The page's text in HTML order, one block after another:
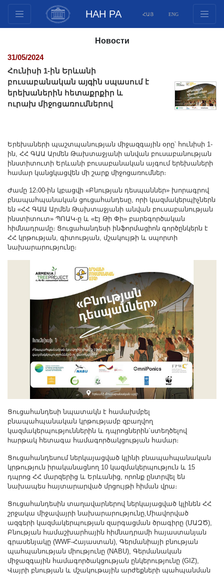
НАН РА ՀԱՅ ENG
Инновационные предложения
Публикации
Фонды
Международное сотрудничество
Молодежные программы
Видеогалерея
Веб ресурсы
Другие академии
Газета "Гитутюн"
Журнал "В мире науки"
Публикации в прессе
Научные результаты
Ученые диаспоры
Трибуна молодого ученого
Наши заслуженные деятели
Объявления
Карта сайта
Поиск
Новости
31/05/2024
Հունիսի 1-ին Երևանի
բուսաբանական այգին սպասում է
երեխաներին հետաքրքիր և
ուրախ միջոցառումներով
Երեխաների պաշտպանության միջազգային օրը՝ հունիսի 1-
ին, ՀՀ ԳԱԱ Արմեն Թախտաջյանի անվան բուսաբանության
ինստիտուտի Երևանի բուսաբանական այգում երեխաների
համար կանցկացվեն մի շարք միջոցառումներ։
Ժամը 12։00-ին կբացվի «Բնության դեսպաններ» խորագրով
բնապահպանական ցուցահանդեսը, որի կազմակերպիչներն
են «ՀՀ ԳԱԱ Արմեն Թախտաջյանի անվան բուսաբանության
ինստիտուտ» ՊՈԱԿ-ը և «Էյ Թի Փի» բարեգործական
հիմնադրամը։ Ցուցահանդեսի ինֆորմացիոն գործընկերն է
ՀՀ կրթության, գիտության, մշակույթի և սպորտի
նախարարությունը։
Ցուցահանդեսի նպատակն է համախմբել
բնապահպանական կրթությամբ զբաղվող
կազմակերպություններին և դպրոցներին`ստեղծելով
hարթակ հետագա համագործակցության համար։
Ցուցահանդեսում ներկայացված կլինի բնապահպանական
կրթություն իրականացնող 10 կազմակերպություն և 15
դպրոց ՀՀ մարզերից և Երևանից, որոնք ընտրվել են
նախապես հայտարարված մրցույթի հիման վրա։
Ցուցահանդեսին տաղավարներով ներկայացված կլինեն ՀՀ
շրջակա միջավայրի նախարարությունը,Միավորված
ազգերի կազմակերպության զարգացման ծրագիրը (ՄԱԶԾ),
Բնության համաշխարհային հիմնադրամի հայաստանյան
գրասենյակը (WWF-Հայաստան), Գերմանիայի բնության
պահպանության միությունը (NABU), Գերմանական
միջազգային համագործակցության ընկերությունը (GIZ),
Վայրի բնության և մշակութային արժեքների պահպանման